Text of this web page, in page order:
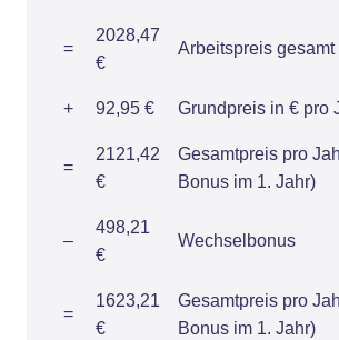
=
2028,47
€
Arbeitspreis gesamt
+ 92,95 € Grundpreis in € pro
=
2121,42
€
Gesamtpreis pro
Bonus im 1. Jahr)
–
498,21
€
Wechselbonus
=
1623,21
€
Gesamtpreis pro
Bonus im 1. Jahr)